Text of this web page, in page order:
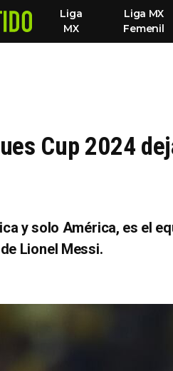
Liga
MX
Liga MX
Femenil
Cup 2024
y solo América, es el
Lionel Messi.